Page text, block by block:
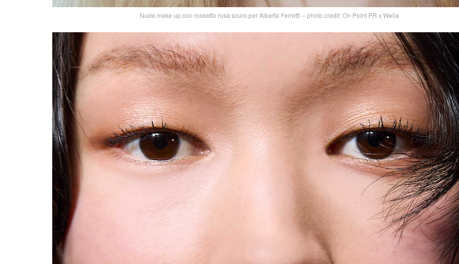
Nude make up con rossetto rosa scuro per Alberta Ferretti – photo credit: On Point PR x Wella